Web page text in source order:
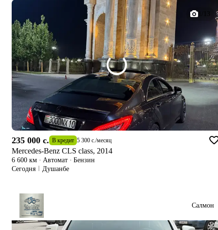
235 000 c. В кредит 5 300 c. /месяц
Mercedes-Benz CLS class, 2014
6 600 км · Автомат · Бензин
Сегодня
Душанбе
Салмон